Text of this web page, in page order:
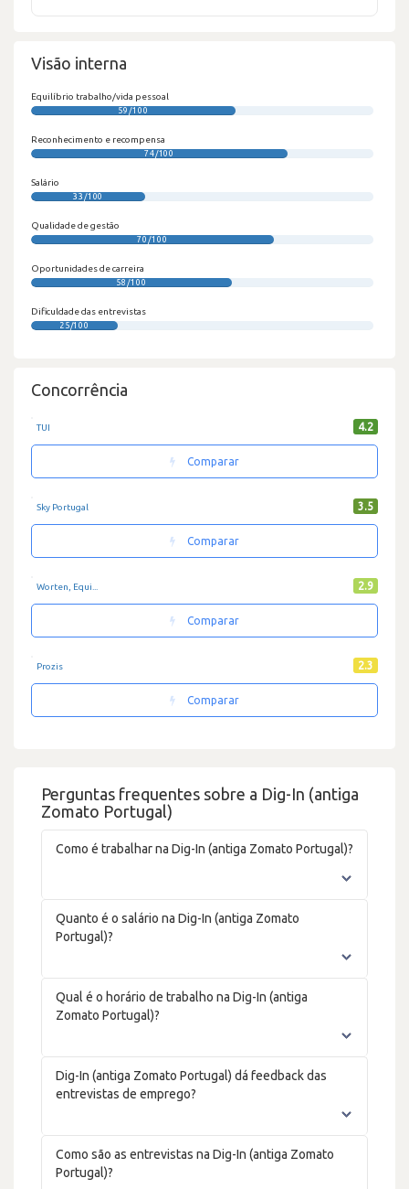
Perguntas frequentes sobre a Dig-In (antiga
Zomato Portugal)
Como é trabalhar na Dig-In (antiga Zomato Portugal)?
Quanto é o salário na Dig-In (antiga Zomato
Portugal)?
Qual é o horário de trabalho na Dig-In (antiga
Zomato Portugal)?
Dig-In (antiga Zomato Portugal) dá feedback das
entrevistas de emprego?
Como são as entrevistas na Dig-In (antiga Zomato
Portugal)?
Visão interna
Equilíbrio trabalho/vida pessoal
59/100
Reconhecimento e recompensa
74/100
Salário
33/100
Qualidade de gestão
70/100
Oportunidades de carreira
58/100
Dificuldade das entrevistas
25/100
Concorrência
TUI 4.2
Comparar
Sky Portugal 3.5
Comparar
Worten, Equi... 2.9
Comparar
Prozis 2.3
Comparar